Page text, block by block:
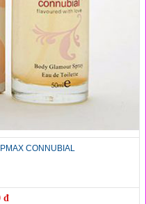
CONNUBIAL
đ